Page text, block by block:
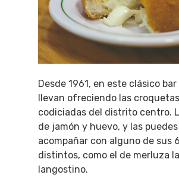
Desde 1961, en este clásico
llevan ofreciendo las
codiciadas del distrito centro.
de jamón y huevo, y las puedes
acompañar con alguno de sus
distintos, como el de merluza
langostino.
QUÉ